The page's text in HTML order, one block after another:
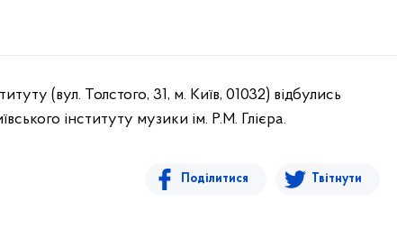
(вул. Толстого, 31, м. Київ, 01032) відбулись
інституту музики ім. Р.М. Глієра.
Поділитися Твітнути